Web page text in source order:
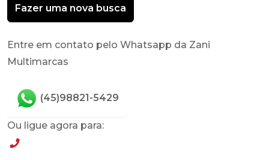
Fazer uma nova busca
Entre em contato pelo Whatsapp da Zani
Multimarcas
(45)98821-5429
Ou ligue agora para: